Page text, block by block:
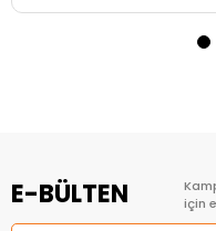
E-BÜLTEN
için